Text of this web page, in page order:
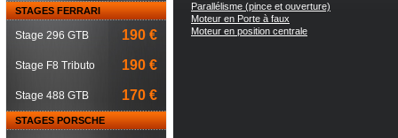
STAGES FERRARI
Stage 296 GTB 190 €
Stage F8 Tributo 190 €
Stage 488 GTB 170 €
STAGES PORSCHE
Parallélisme (pince et ouverture)
Moteur en Porte à faux
Moteur en position centrale